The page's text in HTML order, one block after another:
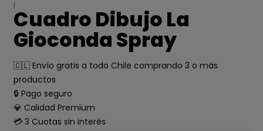
|
Cuadro Dibujo La
Gioconda Spray
🇨🇱 Envío gratis a todo Chile comprando 3 o más
productos
🔒 Pago seguro
💎 Calidad Premium
💳 3 Cuotas sin interés